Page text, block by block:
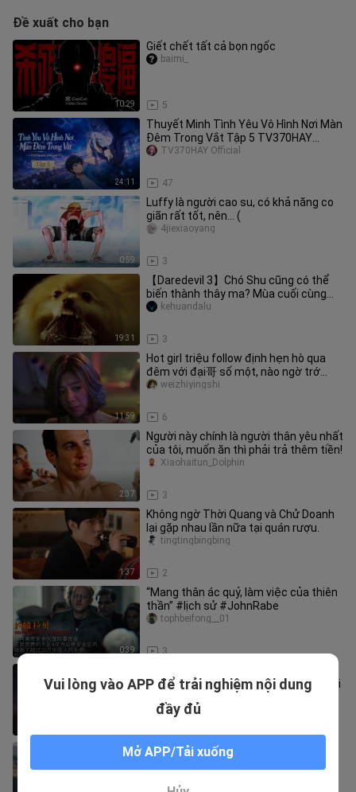
Đề xuất cho bạn
10:29
Giết chết tất cả bọn ngốc
5
baimi_
24:11
Thuyết Minh Tình Yêu Vô Hình Nơi Màn
Đêm Trong Vắt Tập 5 TV370HAY
Official
47
TV370HAY Official
0:59
Luffy là người cao su, có khả năng co
giãn rất tốt, nên... (
3
4jiexiaoyang
19:31
【Daredevil 3】Chó Shu cũng có thể
biến thành thây ma? Mùa cuối cùng
của Daredevil Marvel sắp ra mắt,
3
kehuandalu
11:59
Hot girl triệu follow định hẹn hò qua
đêm với đại哥 số một, nào ngờ trớ
trêu lại thành ra lợi cho ngư
6
weizhiyingshi
2:37
Người này chính là người thân yêu nhất
của tôi, muốn ăn thì phải trả thêm tiền!
3
Xiaohaitun_Dolphin
1:37
Không ngờ Thời Quang và Chử Doanh
lại gặp nhau lần nữa tại quán rượu.
2
tingtingbingbing
0:39
“Mang thân ác quỷ, làm việc của thiên
thần” #lịch sử #JohnRabe
3
tophbeifong__01
khung cảnh — Phần Đại chiến Tiên Giới
Độc lập giữa mùa thu lạnh, dòng sông
Tương xuôi về phía bắc, nơi đầu đảo
Vui lòng vào APP để trải nghiệm nội dung
đầy đủ
Mở APP/Tải xuống